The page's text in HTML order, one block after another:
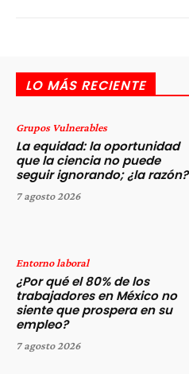
LO MÁS RECIENTE
Grupos Vulnerables
La equidad: la oportunidad
que la ciencia no puede
seguir ignorando; ¿la razón?
7 agosto 2026
Entorno laboral
¿Por qué el 80% de los
trabajadores en México no
siente que prospera en su
empleo?
7 agosto 2026